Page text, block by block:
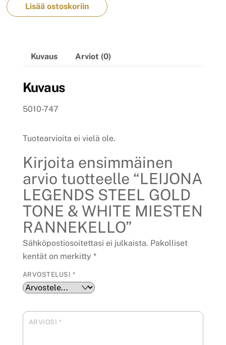
Lisää ostoskoriin
Kuvaus Arviot (0)
Kuvaus
5010-747
Tuotearvioita ei vielä ole.
Kirjoita ensimmäinen
arvio tuotteelle “LEIJONA
LEGENDS STEEL GOLD
TONE & WHITE MIESTEN
RANNEKELLO”
Sähköpostiosoitettasi ei julkaista. Pakolliset
kentät on merkitty *
ARVOSTELUSI *
ARVIOSI *